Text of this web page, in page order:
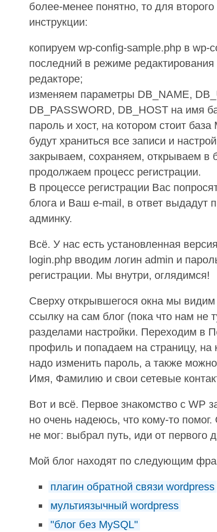
более-менее понятно, то для
инструкции:
копируем wp-config-sample.php в wp-
последний в режиме
редакторе;
изменяем параметры DB_NAME,
DB_PASSWORD, DB_HOST на имя
пароль и хост, на котором стоит
будут храниться все записи и
закрываем, сохраняем, открываем в
продолжаем процесс регистрации.
В процессе регистрации Вас
блога и Ваш e-mail, в ответ выдадут
админку.
Всё. У нас есть установленная
login.php вводим логин admin и
регистрации. Мы внутри, оглядимся!
Сверху открывшегося окна мы видим
ссылку на сам блог (пока что нам не
разделами настройки. Переходим в
профиль и попадаем на страницу, на
надо изменить пароль, а также можно
Имя, Фамилию и свои сетевые
Вот и всё. Первое знакомство с WP
но очень надеюсь, что кому-то
не мог: выбрал путь, иди от первого
Мой блог находят по следующим
плагин обратной связи wordpress
мультиязычный wordpress
"блог без MySQL"